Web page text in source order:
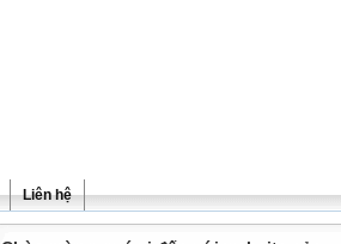
Liên hệ